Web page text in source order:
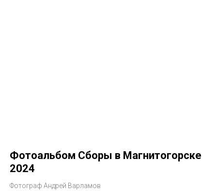
Фотоальбом Сборы в Магнитогорске
2024
Фотограф Андрей Варламов